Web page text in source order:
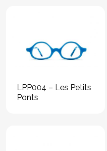
LPP004 – Les Petits
Ponts